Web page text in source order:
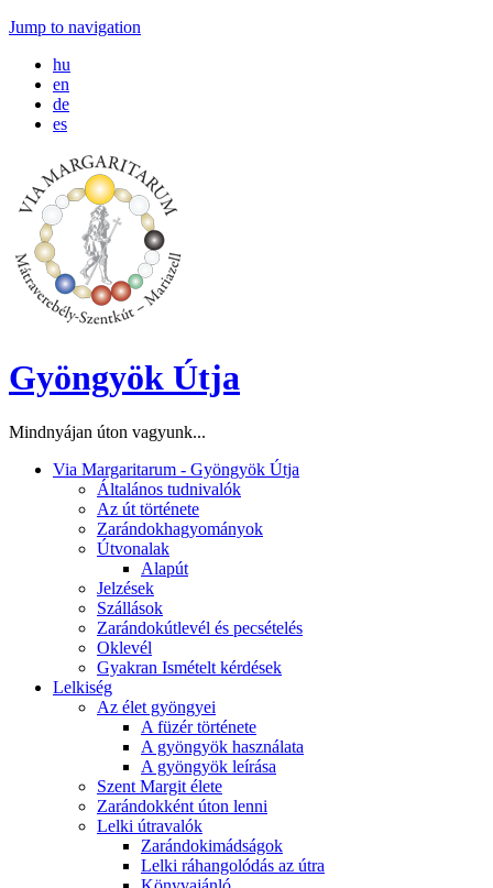
Jump to navigation
hu
en
de
es
Gyöngyök Útja
Mindnyájan úton vagyunk...
Via Margaritarum - Gyöngyök Útja
Általános tudnivalók
Az út története
Zarándokhagyományok
Útvonalak
Alapút
Jelzések
Szállások
Zarándokútlevél és pecsételés
Oklevél
Gyakran Ismételt kérdések
Lelkiség
Az élet gyöngyei
A füzér története
A gyöngyök használata
A gyöngyök leírása
Szent Margit élete
Zarándokként úton lenni
Lelki útravalók
Zarándokimádságok
Lelki ráhangolódás az útra